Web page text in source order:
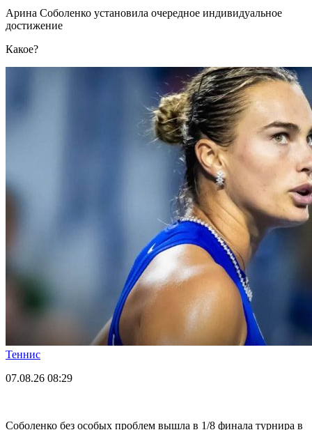
Арина Соболенко установила очередное индивидуальное
достижение
Какое?
Теннис
07.08.26 08:29
Соболенко без особых проблем вышла в 1/8 финала турнира в